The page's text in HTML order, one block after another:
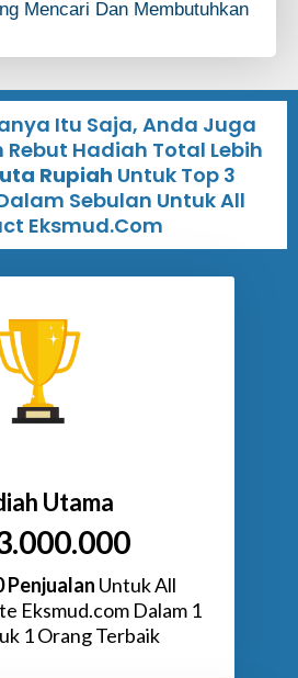
Mencari Dan Membutuhkan
Itu Saja, Anda Juga
Hadiah Total Lebih
Rupiah Untuk Top 3
Sebulan Untuk All
Eksmud.com
Utama
Penjualan Untuk All
Eksmud.com Dalam 1
1 Orang Terbaik